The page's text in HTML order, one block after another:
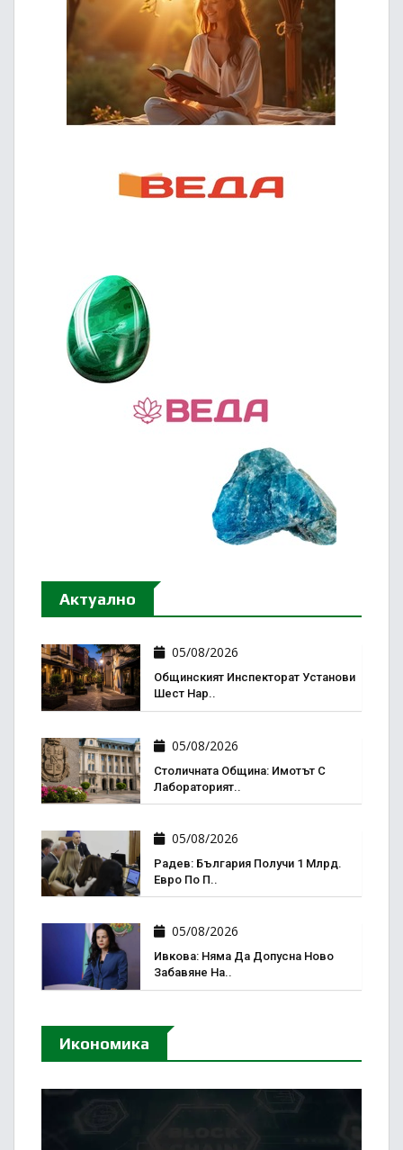
Актуално
05/08/2026
Общинският Инспекторат Установи
Шест Нар..
05/08/2026
Столичната Община: Имотът С
Лабораторият..
05/08/2026
Радев: България Получи 1 Млрд.
Евро По П..
05/08/2026
Ивкова: Няма Да Допусна Ново
Забавяне На..
Икономика